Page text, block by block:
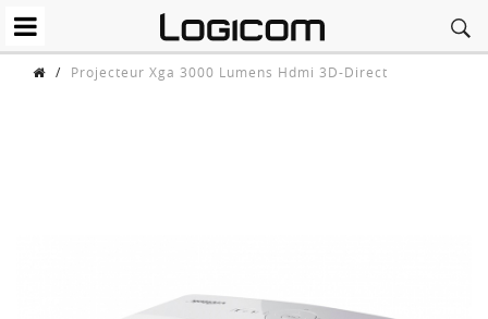
/ Projecteur Xga 3000 Lumens Hdmi 3D-Direct